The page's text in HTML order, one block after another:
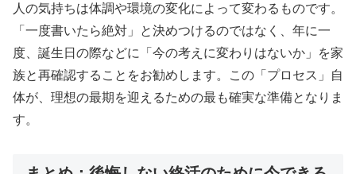
人の気持ちは体調や環境の変化によって変わるものです。
「一度書いたら絶対」と決めつけるのではなく、年に一
度、誕生日の際などに「今の考えに変わりはないか」を家
族と再確認することをお勧めします。この「プロセス」自
体が、理想の最期を迎えるための最も確実な準備となりま
す。